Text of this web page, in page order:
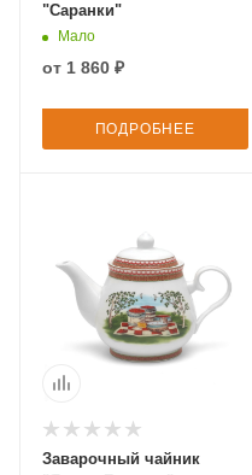
"Саранки"
Мало
от 1 860 ₽
ПОДРОБНЕЕ
Заварочный чайник